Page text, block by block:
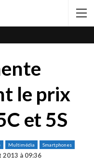
le prix
et 5S
Multimédia Smartphones
2013 à 09:36